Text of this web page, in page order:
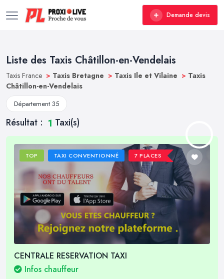
Demande devis
Liste des Taxis Châtillon-en-Vendelais
Taxis France > Taxis Bretagne > Taxis Ile et Vilaine > Taxis
Châtillon-en-Vendelais
Département 35
Résultat : 1 Taxi(s)
TOP TAXI CONVENTIONNÉ 7 PLACES
CENTRALE RESERVATION TAXI
Infos chauffeur